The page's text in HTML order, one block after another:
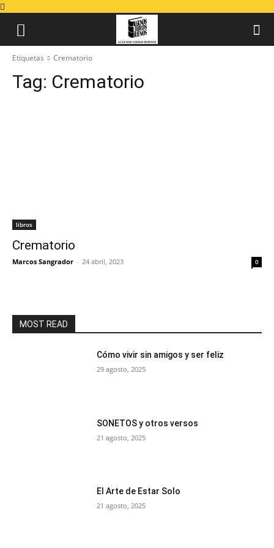
Etiquetas Crematorio
Tag: Crematorio
libros
Crematorio
Marcos Sangrador - 24 abril, 2023 0
MOST READ
Cómo vivir sin amigos y ser feliz
29 agosto, 2025
SONETOS y otros versos
21 agosto, 2025
El Arte de Estar Solo
21 agosto, 2025